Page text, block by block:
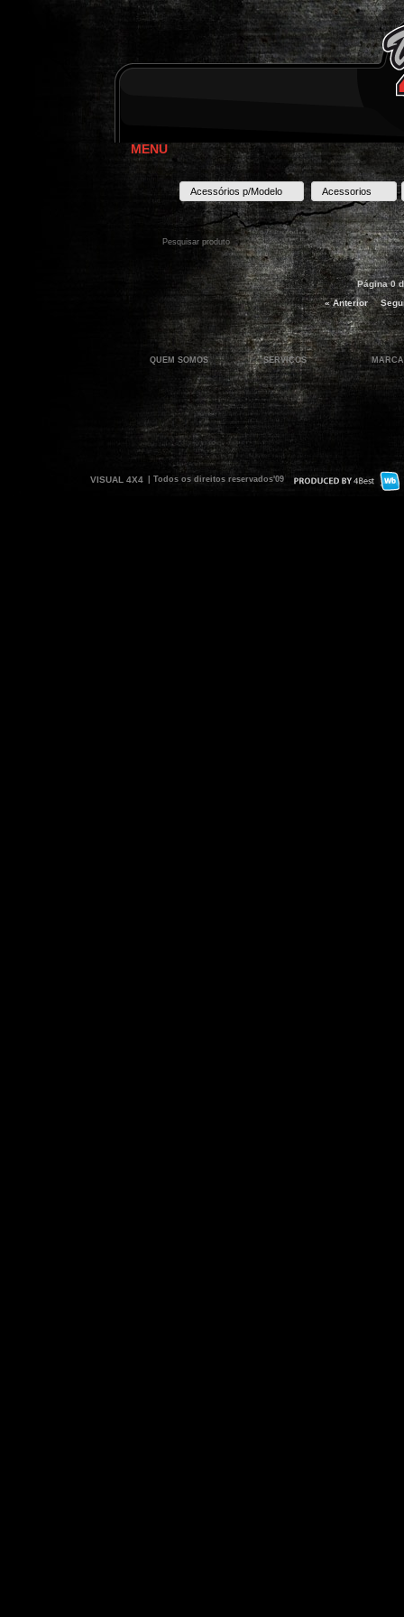
MENU
Acessórios p/Modelo Acessorios
Página 0
« Anterior
QUEM SOMOS SERVIÇOS
VISUAL 4X4 | Todos os direitos reservados'09